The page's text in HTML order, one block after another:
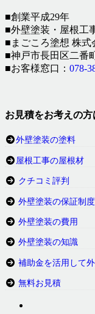
■創業平成29年
■外壁塗装・屋根工
■まごころ塗想 株式
■神戸市長田区二番
■お客様窓口： 078-
お見積をお考えの
外壁塗装の塗料
屋根工事の屋根材
クチコミ評判
外壁塗装の保証制度
外壁塗装の費用
外壁塗装の知識
補助金を活用して
無料お見積